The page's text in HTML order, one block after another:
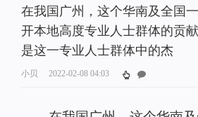
在我国广州，这个华南及全国
开本地高度专业人士群体的贡
是这一专业人士群体中的杰
小贝 2022-02-08 04:03